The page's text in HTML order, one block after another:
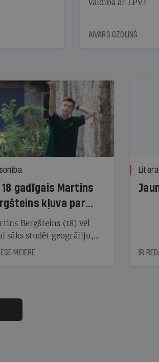
valdība ar LPV?
AIVARS OZOLIŅŠ
18 gadīgais Martins
kļuva par
ziņu seju?
Bergšteins (18) vēl
sāks studēt ģeogrāfiju,
viņa sacītajam jau uzticas
darba, mammas
un drosme turpināt
arī tad, kad
MEIERE IR